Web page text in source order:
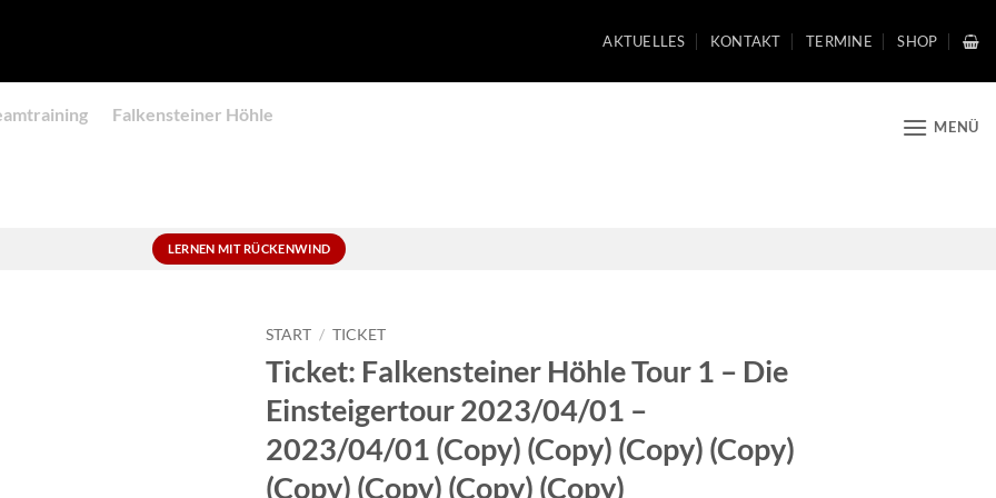
AKTUELLES KONTAKT TERMINE SHOP
Falkensteiner Höhle
MENÜ
LERNEN MIT RÜCKENWIND
START / TICKET
Ticket: Falkensteiner Höhle Tour 1 – Die
Einsteigertour 2023/04/01 –
2023/04/01 (Copy) (Copy) (Copy) (Copy)
(Copy) (Copy) (Copy) (Copy)